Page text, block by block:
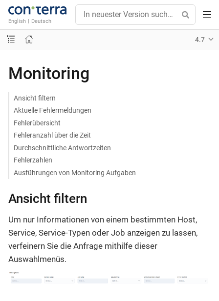
English | Deutsch
4.7
Monitoring
Ansicht filtern
Aktuelle Fehlermeldungen
Fehlerübersicht
Fehleranzahl über die Zeit
Durchschnittliche Antwortzeiten
Fehlerzahlen
Ausführungen von Monitoring Aufgaben
Ansicht filtern
Um nur Informationen von einem bestimmten Host,
Service, Service-Typen oder Job anzeigen zu lassen,
verfeinern Sie die Anfrage mithilfe dieser
Auswahlmenüs.